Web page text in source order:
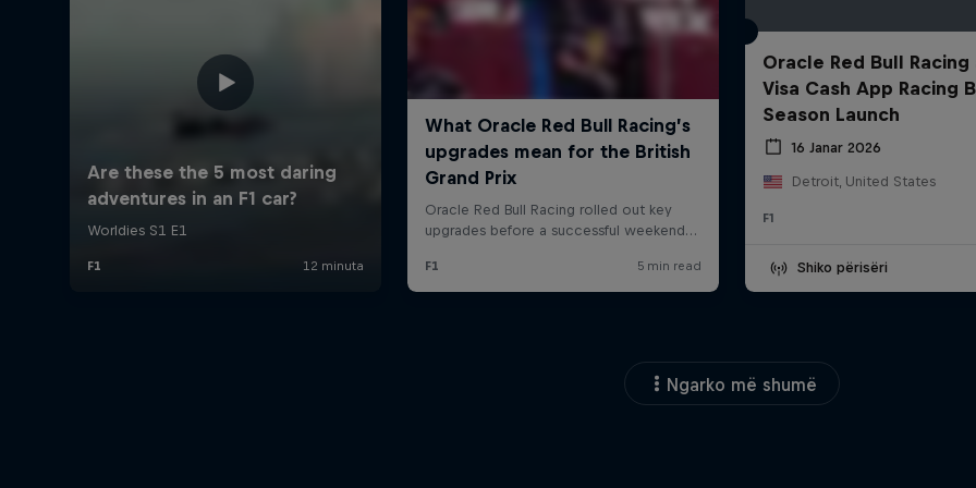
Oracle Red Bull Racing
Visa Cash App Racing
Season Launch
16 Janar 2026
Detroit, United States
F1
Shiko përisëri
Ngarko më shumë